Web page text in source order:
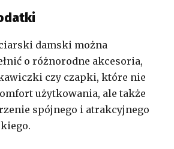
damski można
o różnorodne akcesoria,
czy czapki, które nie
użytkowania, ale także
spójnego i atrakcyjnego